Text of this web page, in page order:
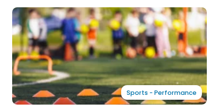
Sports - Performance